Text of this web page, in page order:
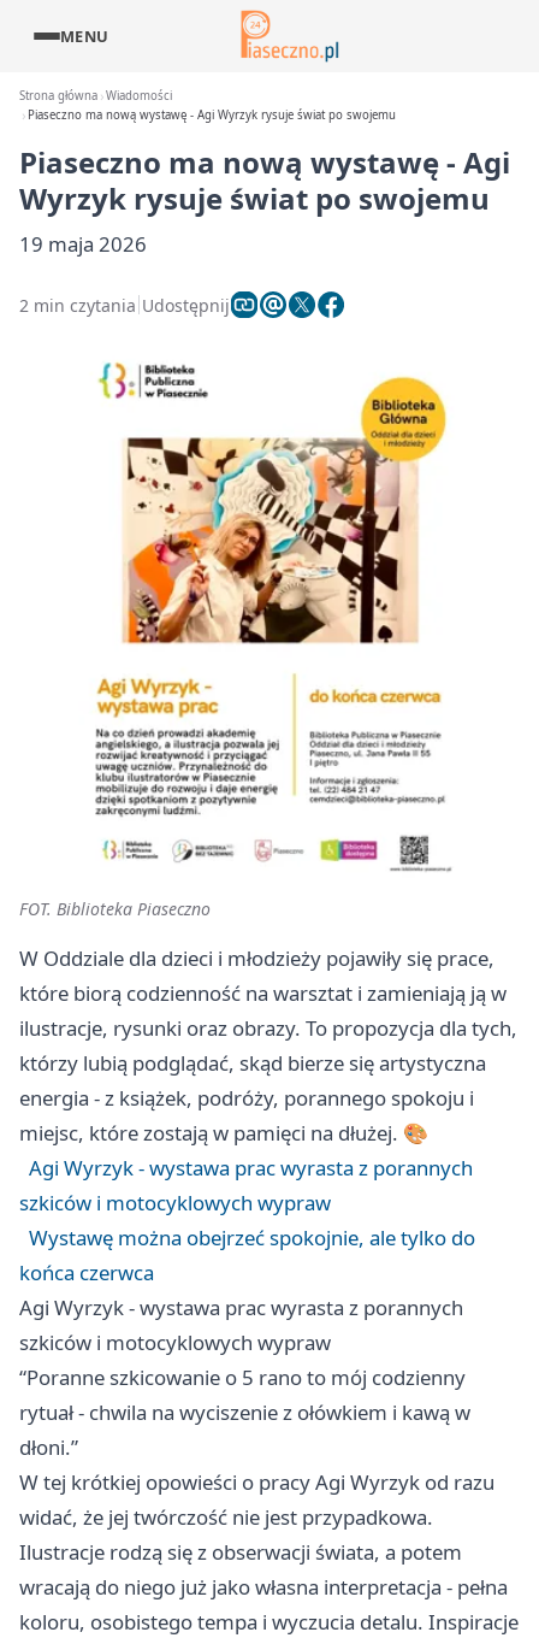
MENU
Strona główna Wiadomości
Piaseczno ma nową wystawę - Agi Wyrzyk rysuje świat po swojemu
Piaseczno ma nową wystawę - Agi
Wyrzyk rysuje świat po swojemu
19 maja 2026
2 min czytania Udostępnij
FOT. Biblioteka Piaseczno
W Oddziale dla dzieci i młodzieży pojawiły się prace,
które biorą codzienność na warsztat i zamieniają ją w
ilustracje, rysunki oraz obrazy. To propozycja dla tych,
którzy lubią podglądać, skąd bierze się artystyczna
energia - z książek, podróży, porannego spokoju i
miejsc, które zostają w pamięci na dłużej. 🎨
Agi Wyrzyk - wystawa prac wyrasta z porannych
szkiców i motocyklowych wypraw
Wystawę można obejrzeć spokojnie, ale tylko do
końca czerwca
Agi Wyrzyk - wystawa prac wyrasta z porannych
szkiców i motocyklowych wypraw
“Poranne szkicowanie o 5 rano to mój codzienny
rytuał - chwila na wyciszenie z ołówkiem i kawą w
dłoni.”
W tej krótkiej opowieści o pracy Agi Wyrzyk od razu
widać, że jej twórczość nie jest przypadkowa.
Ilustracje rodzą się z obserwacji świata, a potem
wracają do niego już jako własna interpretacja - pełna
koloru, osobistego tempa i wyczucia detalu. Inspiracje